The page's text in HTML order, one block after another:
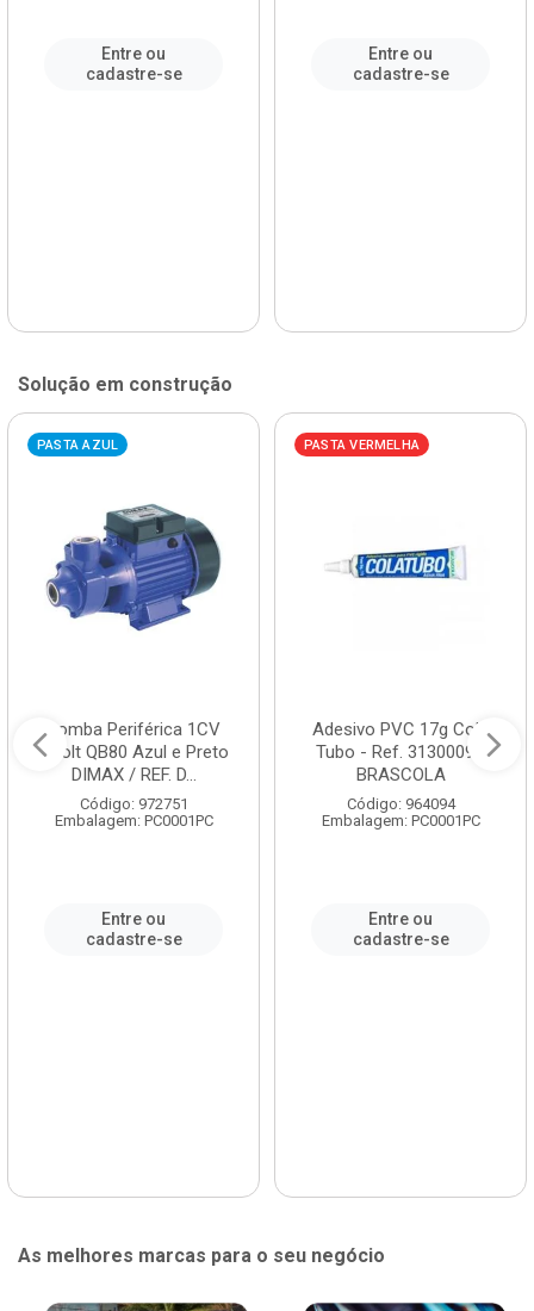
Entre ou
cadastre-se
Entre ou
cadastre-se
Solução em construção
PASTA AZUL
Bomba Periférica 1CV
Bivolt QB80 Azul e Preto
DIMAX / REF. D...
Código: 972751
Embalagem: PC0001PC
Entre ou
cadastre-se
PASTA VERMELHA
Adesivo PVC 17g Cola
Tubo - Ref. 3130009 -
BRASCOLA
Código: 964094
Embalagem: PC0001PC
Entre ou
cadastre-se
As melhores marcas para o seu negócio